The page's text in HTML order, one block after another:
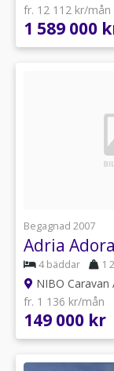
fr. 12 112 kr/mån
1 589 000
Begagnad 2007
Adria
4 bäddar 1
NIBO Caravan
fr. 1 136 kr/mån
149 000 kr